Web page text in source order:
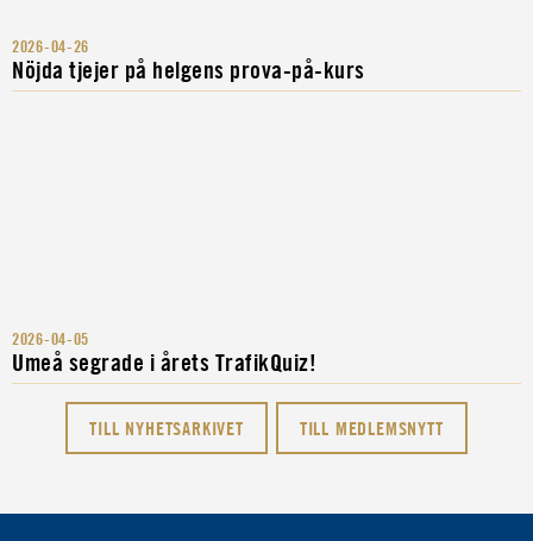
2026-04-26
Nöjda tjejer på helgens prova-på-kurs
2026-04-05
Umeå segrade i årets TrafikQuiz!
TILL NYHETSARKIVET TILL MEDLEMSNYTT